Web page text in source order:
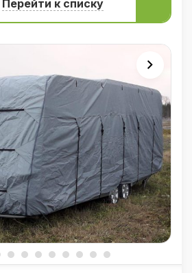
Перейти к списку